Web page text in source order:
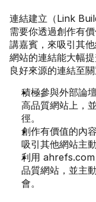
連結建立（Link
需要你透過創作有
講嘉賓，來吸引其
網站的連結能大幅
良好來源的連結至關
積極參與外部論
高品質網站上，
徑。
創作有價值的內
吸引其他網站主
利用 ahrefs.com
品質網站，並主
會。